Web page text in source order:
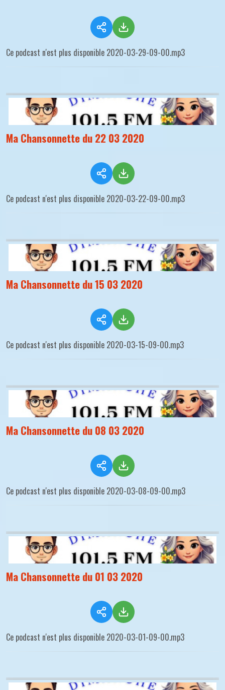
Ce podcast n'est plus disponible 2020-03-29-09-00.mp3
Ma Chansonnette du 22 03 2020
Ce podcast n'est plus disponible 2020-03-22-09-00.mp3
Ma Chansonnette du 15 03 2020
Ce podcast n'est plus disponible 2020-03-15-09-00.mp3
Ma Chansonnette du 08 03 2020
Ce podcast n'est plus disponible 2020-03-08-09-00.mp3
Ma Chansonnette du 01 03 2020
Ce podcast n'est plus disponible 2020-03-01-09-00.mp3